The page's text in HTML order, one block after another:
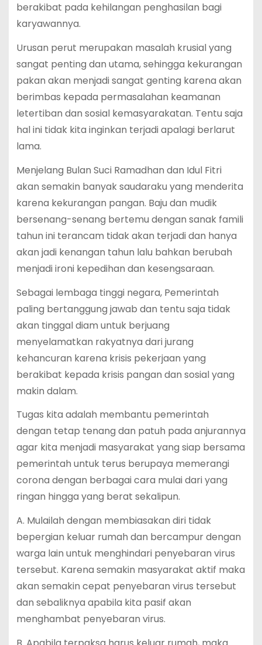
berakibat pada kehilangan penghasilan bagi
karyawannya.
Urusan perut merupakan masalah krusial yang
sangat penting dan utama, sehingga kekurangan
pakan akan menjadi sangat genting karena akan
berimbas kepada permasalahan keamanan
letertiban dan sosial kemasyarakatan. Tentu saja
hal ini tidak kita inginkan terjadi apalagi berlarut
lama.
Menjelang Bulan Suci Ramadhan dan Idul Fitri
akan semakin banyak saudaraku yang menderita
karena kekurangan pangan. Baju dan mudik
bersenang-senang bertemu dengan sanak famili
tahun ini terancam tidak akan terjadi dan hanya
akan jadi kenangan tahun lalu bahkan berubah
menjadi ironi kepedihan dan kesengsaraan.
Sebagai lembaga tinggi negara, Pemerintah
paling bertanggung jawab dan tentu saja tidak
akan tinggal diam untuk berjuang
menyelamatkan rakyatnya dari jurang
kehancuran karena krisis pekerjaan yang
berakibat kepada krisis pangan dan sosial yang
makin dalam.
Tugas kita adalah membantu pemerintah
dengan tetap tenang dan patuh pada anjurannya
agar kita menjadi masyarakat yang siap bersama
pemerintah untuk terus berupaya memerangi
corona dengan berbagai cara mulai dari yang
ringan hingga yang berat sekalipun.
A. Mulailah dengan membiasakan diri tidak
bepergian keluar rumah dan bercampur dengan
warga lain untuk menghindari penyebaran virus
tersebut. Karena semakin masyarakat aktif maka
akan semakin cepat penyebaran virus tersebut
dan sebaliknya apabila kita pasif akan
menghambat penyebaran virus.